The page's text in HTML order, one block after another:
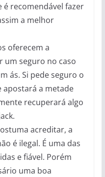
é recomendável fazer
a melhor
oferecem a
um seguro no caso
ás. Si pede seguro o
apostará a metade
recuperará algo
acreditar, a
é ilegal. É uma das
e fiável. Porém
uma boa